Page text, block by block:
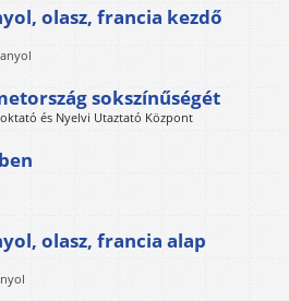
olasz, francia kezdő
sokszínűségét
és Nyelvi Utaztató Központ
olasz, francia alap